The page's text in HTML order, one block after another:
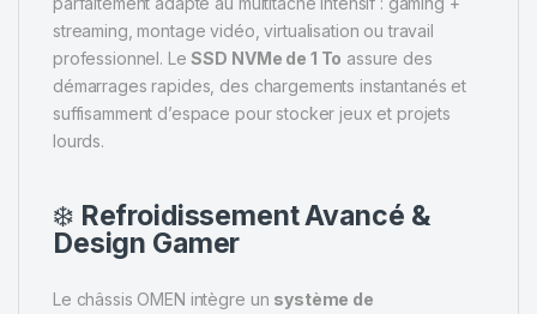
streaming, montage vidéo, virtualisation ou travail
professionnel. LeSSD NVMe de 1 To assure des
démarrages rapides, des chargements instantanés et
suffisamment d’espace pour stocker jeux et projets
lourds.
❄️ Refroidissement Avancé &
Design Gamer
Le châssis OMEN intègre un système de